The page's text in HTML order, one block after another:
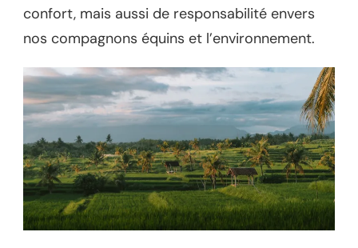
confort, mais aussi de responsabilité envers
nos compagnons équins et l’environnement.